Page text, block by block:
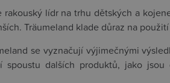
rakouský lídr na trhu dětských a
Träumeland klade důraz na
se vyznačují výjimečnými
spoustu dalších produktů, jako